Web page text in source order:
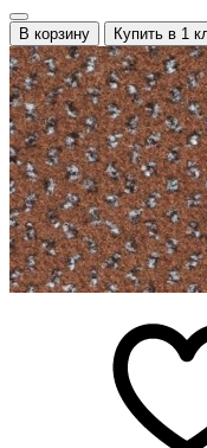
В корзину Купить в 1